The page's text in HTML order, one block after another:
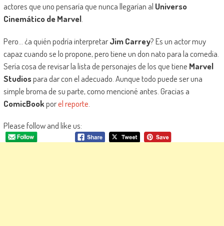
actores que uno pensaría que nunca llegarían al Universo
Cinemático de Marvel.
Pero… ¿a quién podría interpretarJim Carrey? Es un actor muy
capaz cuando se lo propone, pero tiene un don nato para la comedia.
Sería cosa de revisar la lista de personajes de los que tiene Marvel
Studiospara dar con el adecuado. Aunque todo puede ser una
simple broma de su parte, como mencioné antes. Gracias a
ComicBookporel reporte
Please follow and like us: